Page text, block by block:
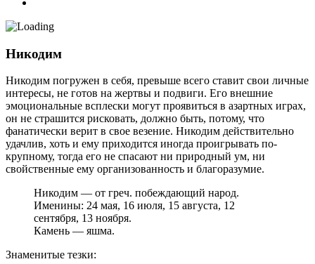
Никодим
Никодим погружен в себя, превыше всего ставит свои личные
интересы, не готов на жертвы и подвиги. Его внешние
эмоциональные всплески могут проявиться в азартных играх,
он не страшится рисковать, должно быть, потому, что
фанатически верит в свое везение. Никодим действительно
удачлив, хоть и ему приходится иногда проигрывать по-
крупному, тогда его не спасают ни природный ум, ни
свойственные ему организованность и благоразумие.
Никодим — от греч. побеждающий народ.
Именины: 24 мая, 16 июля, 15 августа, 12
сентября, 13 ноября.
Камень — яшма.
Знаменитые тезки: